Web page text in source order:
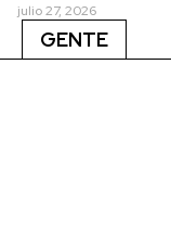
julio 27, 2026
GENTE